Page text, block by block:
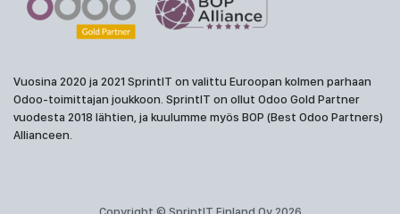
Vuosina 2020 ja 2021 SprintIT on valittu Euroopan kolmen parhaan
Odoo-toimittajan joukkoon. SprintIT on ollut Odoo Gold Partner
vuodesta 2018 lähtien, ja kuulumme myös BOP (Best Odoo Partners)
Allianceen.
Copyright © SprintIT Finland Oy 2026